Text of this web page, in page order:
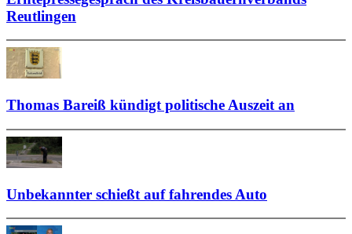
Reutlingen
Thomas Bareiß kündigt politische Auszeit an
Unbekannter schießt auf fahrendes Auto